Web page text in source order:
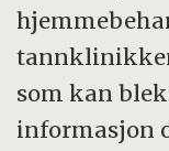
som kan
informasjon